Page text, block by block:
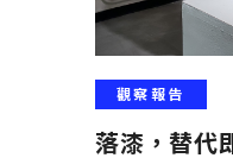
觀察報告
落漆，替代